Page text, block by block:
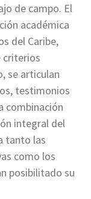
de campo. El
académica
del Caribe,
criterios
se articulan
testimonios
combinación
integral del
tanto las
como los
posibilitado su